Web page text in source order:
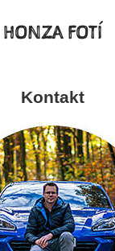
HONZA FOTÍ
Kontakt